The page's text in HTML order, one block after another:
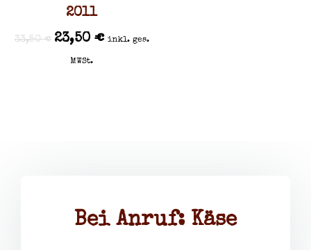
2011
33,50€ 23,50 € inkl. ges.
MWSt.
Bei Anruf: Käse